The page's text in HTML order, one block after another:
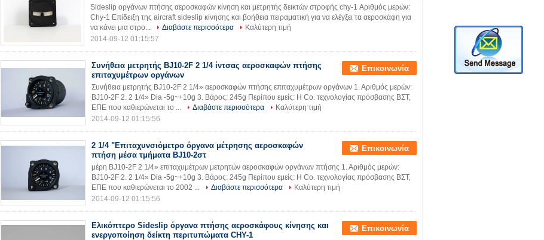
Sideslip οργάνων πτήσης αεροσκαφών κίνηση και μετρητής δεικτών στροφής chy-1 Αριθμός μερών:
Chy-1 Επίδειξη της aircraft sideslip κίνησης και βοήθεια πειραματική για να ελέγξει τα αεροσκάφη για
να κάνει μια στρο...
Διαβάστε περισσότερα
Καλύτερη τιμή
2014-09-12 01:15:57
Συνήθεια μετρητής BJ10-2F 2 1/4 ίντσας αεροσκαφών πτήσης
επιταχυμέτρων οργάνων
Επικοινωνία
Συνήθεια μετρητής BJ10-2F 2 1/4» αεροσκαφών πτήσης επιταχυμέτρων οργάνων 1. Αριθμός μερών:
BJ10-2F 2. 2 1/4» Dia -5g~+10g 3. Βάρος: 245g Περίπου εμείς: Η Co. τεχνολογίας πρόσβασης ΒΣΤ,
ΕΠΕ που καθιερώνεται το ...
Διαβάστε περισσότερα
Καλύτερη τιμή
2014-09-12 01:15:56
2 1/4 "Επιταχυνσιόμετρο όργανα μέτρησης αεροσκαφών
πτήση μέσα τμήματα BJ10-2στ
Επικοινωνία
μέρη BJ10-2F 2 1/4» επιταχυμέτρων μετρητών αεροσκαφών οργάνων πτήσης 1. Αριθμός μερών:
BJ10-2F 2. 2 1/4» Dia -5g~+10g 3. Βάρος: 245g Περίπου εμείς: Η Co. τεχνολογίας πρόσβασης ΒΣΤ,
ΕΠΕ που καθιερώνεται το 2002 ...
Διαβάστε περισσότερα
Καλύτερη τιμή
2014-09-12 01:15:56
Ελικόπτερο Sideslip όργανα πτήσης αεροσκάφους κίνησης και
ενεργοποίηση δείκτη περιτυπώματα CHY-1
Επικοινωνία